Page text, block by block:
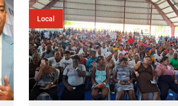
obras de infr…
Local